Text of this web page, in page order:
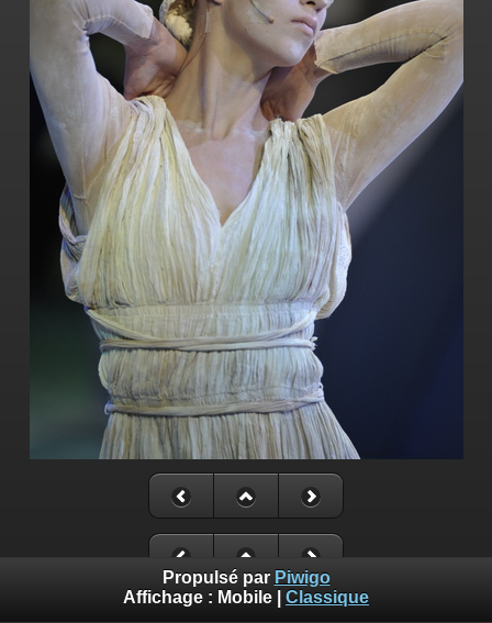
Propulsé par Piwigo
Affichage : Mobile Classique